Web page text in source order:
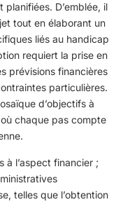
D’emblée, il
tout en élaborant un
liés au handicap
requiert la prise en
prévisions financières
particulières.
d’objectifs à
chaque pas compte
à l’aspect financier ;
telles que l’obtention